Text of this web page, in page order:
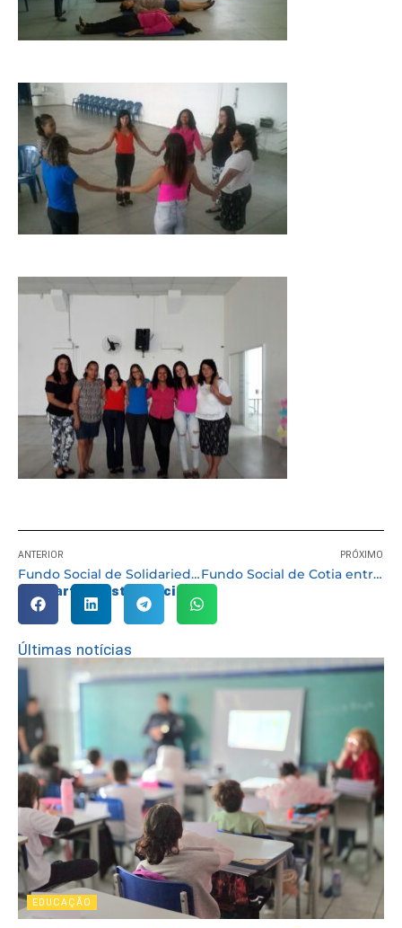
ANTERIOR
Fundo Social de Solidariedade dá largada à Páscoa Solidária
PRÓXIMO
Fundo Social de Cotia entrega colchões à unidade de Residência Terapêutica
Compartilhe esta notícia:
Últimas notícias
EDUCAÇÃO